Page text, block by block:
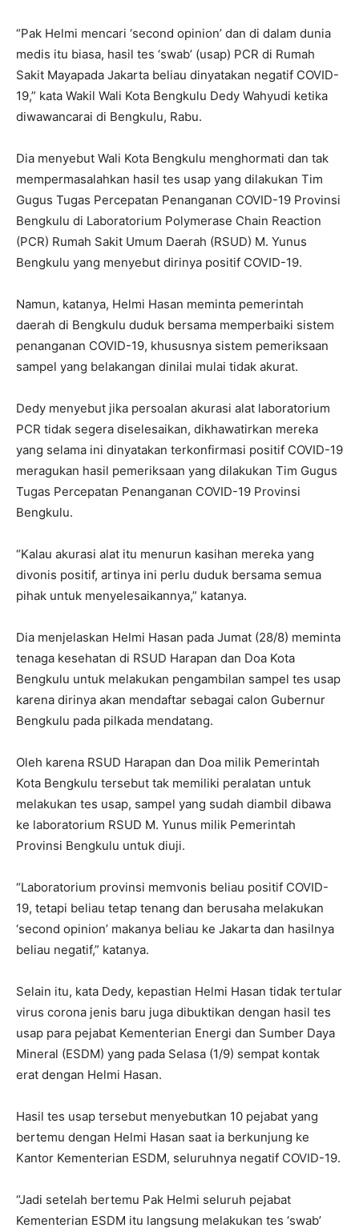
“Pak Helmi mencari ‘second opinion’ dan di dalam dunia
medis itu biasa, hasil tes ‘swab’ (usap) PCR di Rumah
Sakit Mayapada Jakarta beliau dinyatakan negatif COVID-
19,” kata Wakil Wali Kota Bengkulu Dedy Wahyudi ketika
diwawancarai di Bengkulu, Rabu.
Dia menyebut Wali Kota Bengkulu menghormati dan tak
mempermasalahkan hasil tes usap yang dilakukan Tim
Gugus Tugas Percepatan Penanganan COVID-19 Provinsi
Bengkulu di Laboratorium Polymerase Chain Reaction
(PCR) Rumah Sakit Umum Daerah (RSUD) M. Yunus
Bengkulu yang menyebut dirinya positif COVID-19.
Namun, katanya, Helmi Hasan meminta pemerintah
daerah di Bengkulu duduk bersama memperbaiki sistem
penanganan COVID-19, khususnya sistem pemeriksaan
sampel yang belakangan dinilai mulai tidak akurat.
Dedy menyebut jika persoalan akurasi alat laboratorium
PCR tidak segera diselesaikan, dikhawatirkan mereka
yang selama ini dinyatakan terkonfirmasi positif COVID-19
meragukan hasil pemeriksaan yang dilakukan Tim Gugus
Tugas Percepatan Penanganan COVID-19 Provinsi
Bengkulu.
“Kalau akurasi alat itu menurun kasihan mereka yang
divonis positif, artinya ini perlu duduk bersama semua
pihak untuk menyelesaikannya,” katanya.
Dia menjelaskan Helmi Hasan pada Jumat (28/8) meminta
tenaga kesehatan di RSUD Harapan dan Doa Kota
Bengkulu untuk melakukan pengambilan sampel tes usap
karena dirinya akan mendaftar sebagai calon Gubernur
Bengkulu pada pilkada mendatang.
Oleh karena RSUD Harapan dan Doa milik Pemerintah
Kota Bengkulu tersebut tak memiliki peralatan untuk
melakukan tes usap, sampel yang sudah diambil dibawa
ke laboratorium RSUD M. Yunus milik Pemerintah
Provinsi Bengkulu untuk diuji.
“Laboratorium provinsi memvonis beliau positif COVID-
19, tetapi beliau tetap tenang dan berusaha melakukan
‘second opinion’ makanya beliau ke Jakarta dan hasilnya
beliau negatif,” katanya.
Selain itu, kata Dedy, kepastian Helmi Hasan tidak tertular
virus corona jenis baru juga dibuktikan dengan hasil tes
usap para pejabat Kementerian Energi dan Sumber Daya
Mineral (ESDM) yang pada Selasa (1/9) sempat kontak
erat dengan Helmi Hasan.
Hasil tes usap tersebut menyebutkan 10 pejabat yang
bertemu dengan Helmi Hasan saat ia berkunjung ke
Kantor Kementerian ESDM, seluruhnya negatif COVID-19.
“Jadi setelah bertemu Pak Helmi seluruh pejabat
Kementerian ESDM itu langsung melakukan tes ‘swab’